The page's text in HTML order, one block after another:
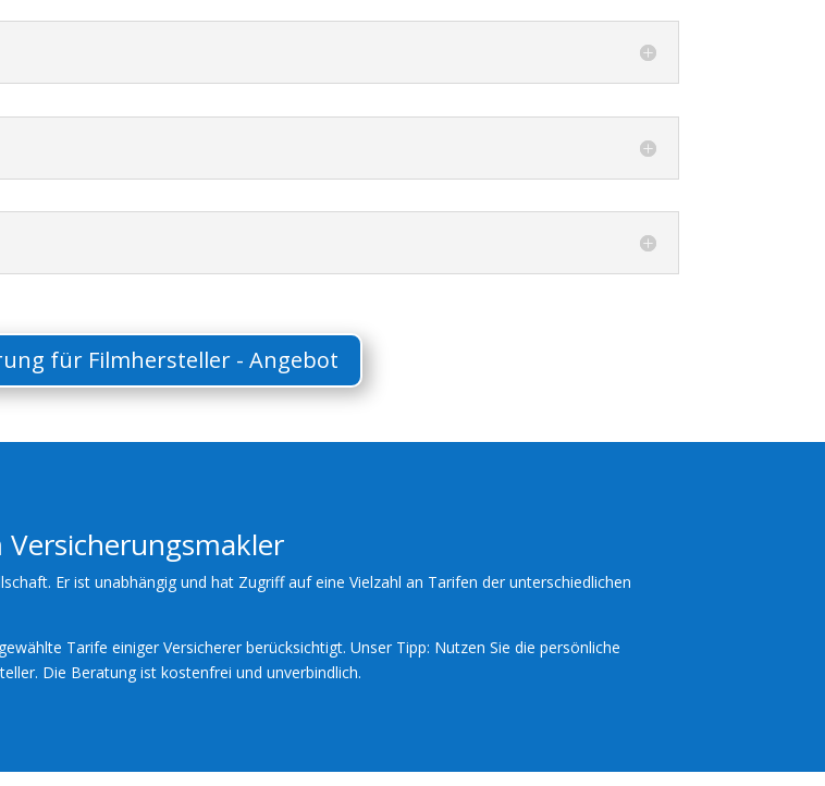
für Filmhersteller - Angebot
Er ist unabhängig und hat Zugriff auf eine Vielzahl an Tarifen der unterschiedlichen
Tarife einiger Versicherer berücksichtigt. Unser Tipp: Nutzen Sie die persönliche
Die Beratung ist kostenfrei und unverbindlich.